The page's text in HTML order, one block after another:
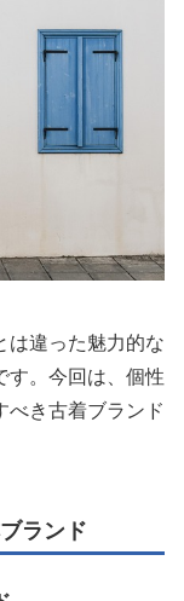
は違った魅力的な
す。今回は、個性
べき古着ブランド
ランド